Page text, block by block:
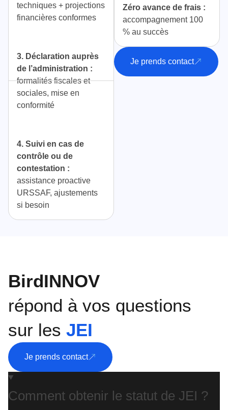
techniques + projections
financières conformes
3. Déclaration auprès
de l’administration :
formalités fiscales et
sociales, mise en
conformité
4. Suivi en cas de
contrôle ou de
contestation :
assistance proactive
URSSAF, ajustements
si besoin
Zéro avance de frais :
accompagnement 100
% au succès
Je prends contact
BirdINNOV
répond à vos questions
sur les JEI
Je prends contact
Comment obtenir le statut de JEI ?